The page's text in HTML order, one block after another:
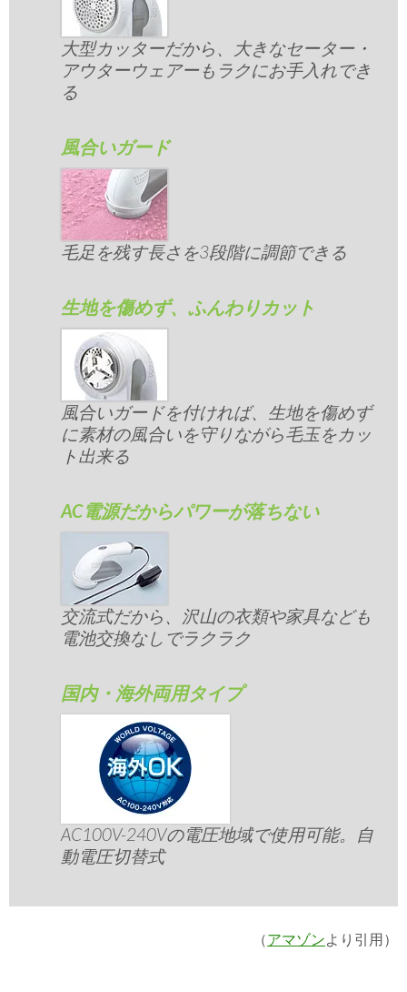
大型カッターだから、大きなセーター・
アウターウェアーもラクにお手入れでき
る
風合いガード
毛足を残す長さを3段階に調節できる
生地を傷めず、ふんわりカット
風合いガードを付ければ、生地を傷めず
に素材の風合いを守りながら毛玉をカッ
ト出来る
AC電源だからパワーが落ちない
交流式だから、沢山の衣類や家具なども
電池交換なしでラクラク
国内・海外両用タイプ
AC100V-240Vの電圧地域で使用可能。自
動電圧切替式
（アマゾン より引用）